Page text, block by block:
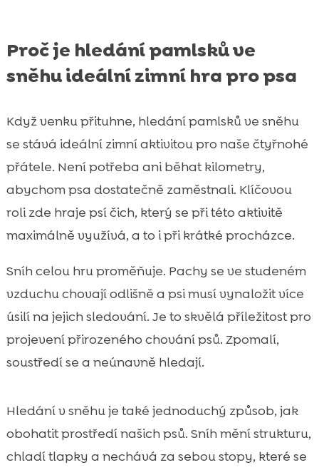
Proč je hledání pamlsků ve
sněhu ideální zimní hra pro psa
Když venku přituhne, hledání pamlsků ve sněhu
se stává ideální zimní aktivitou pro naše čtyřnohé
přátele. Není potřeba ani běhat kilometry,
abychom psa dostatečně zaměstnali. Klíčovou
roli zde hraje psí čich, který se při této aktivitě
maximálně využívá, a to i při krátké procházce.
Sníh celou hru proměňuje. Pachy se ve studeném
vzduchu chovají odlišně a psi musí vynaložit více
úsilí na jejich sledování. Je to skvělá příležitost pro
projevení přirozeného chování psů. Zpomalí,
soustředí se a neúnavně hledají.
Hledání v sněhu je také jednoduchý způsob, jak
obohatit prostředí našich psů. Sníh mění strukturu,
chladí tlapky a nechává za sebou stopy, které se